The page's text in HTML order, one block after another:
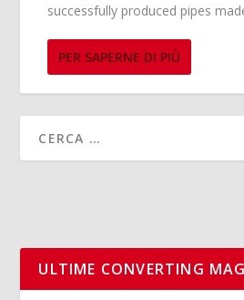
successfully produced pipes
PER SAPERNE DI PIÙ
ULTIME CONVERTING